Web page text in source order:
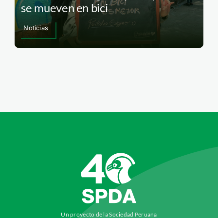
se mueven en bici
Noticias
Un proyecto de la Sociedad Peruana